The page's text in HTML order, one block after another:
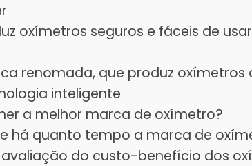
oxímetros seguros e fáceis de usar
renomada, que produz
inteligente
a melhor marca de oxímetro?
há quanto tempo a marca de
avaliação do custo-benefício dos